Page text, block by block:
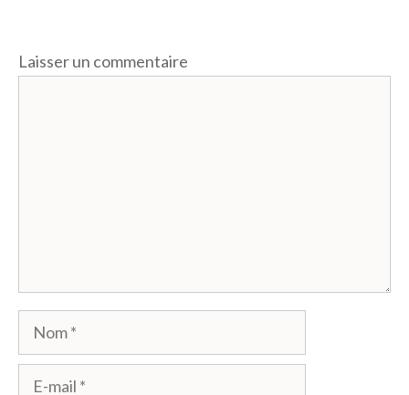
Laisser un commentaire
Nom